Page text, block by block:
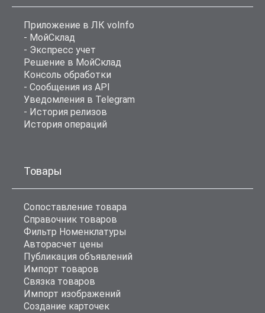
Приложение в ЛК voInfo
- МойСклад
- Экспресс учет
Решение в МойСклад
Консоль обработки
- Сообщения из API
Уведомления в Telegram
- История релизов
История операций
Товары
Сопоставление товара
Справочник товаров
Фильтр Номенклатуры
Авторасчет цены
Публикация объявлений
Импорт товаров
Связка товаров
Импорт изображений
Создание карточек